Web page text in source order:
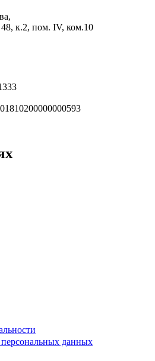
к.2, пом. IV, ком.10
персональных данных